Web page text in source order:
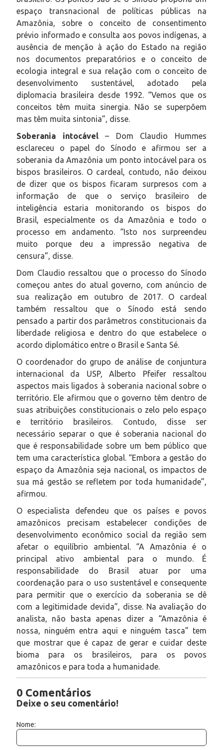
espaço transnacional de políticas públicas na
Amazônia, sobre o conceito de consentimento
prévio informado e consulta aos povos indígenas, a
ausência de menção à ação do Estado na região
nos documentos preparatórios e o conceito de
ecologia integral e sua relação com o conceito de
desenvolvimento sustentável, adotado pela
diplomacia brasileira desde 1992. “Vemos que os
conceitos têm muita sinergia. Não se superpõem
mas têm muita sintonia”, disse.
Soberania intocável– Dom Claudio Hummes
esclareceu o papel do Sínodo e afirmou ser a
soberania da Amazônia um ponto intocável para os
bispos brasileiros. O cardeal, contudo, não deixou
de dizer que os bispos ficaram surpresos com a
informação de que o serviço brasileiro de
inteligência estaria monitorando os bispos do
Brasil, especialmente os da Amazônia e todo o
processo em andamento. “Isto nos surpreendeu
muito porque deu a impressão negativa de
censura”, disse.
Dom Claudio ressaltou que o processo do Sínodo
começou antes do atual governo, com anúncio de
sua realização em outubro de 2017. O cardeal
também ressaltou que o Sínodo está sendo
pensado a partir dos parâmetros constitucionais da
liberdade religiosa e dentro do que estabelece o
acordo diplomático entre o Brasil e Santa Sé.
O coordenador do grupo de análise de conjuntura
internacional da USP, Alberto Pfeifer ressaltou
aspectos mais ligados à soberania nacional sobre o
território. Ele afirmou que o governo têm dentro de
suas atribuições constitucionais o zelo pelo espaço
e território brasileiros. Contudo, disse ser
necessário separar o que é soberania nacional do
que é responsabilidade sobre um bem público que
tem uma característica global. “Embora a gestão do
espaço da Amazônia seja nacional, os impactos de
sua má gestão se refletem por toda humanidade”,
afirmou.
O especialista defendeu que os países e povos
amazônicos precisam estabelecer condições de
desenvolvimento econômico social da região sem
afetar o equilíbrio ambiental. “A Amazônia é o
principal ativo ambiental para o mundo. É
responsabilidade do Brasil atuar por uma
coordenação para o uso sustentável e consequente
para permitir que o exercício da soberania se dê
com a legitimidade devida”, disse. Na avaliação do
analista, não basta apenas dizer a “Amazônia é
nossa, ninguém entra aqui e ninguém tasca” tem
que mostrar que é capaz de gerar e cuidar deste
bioma para os brasileiros, para os povos
amazônicos e para toda a humanidade.
0 Comentários
Deixe o seu comentário!
Nome: